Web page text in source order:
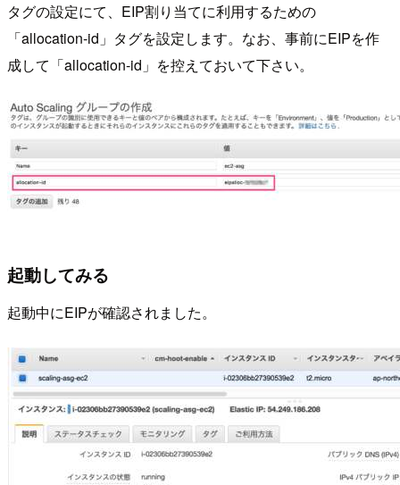
タグの設定にて、EIP割り当てに利用するための
「allocation-id」タグを設定します。なお、事前にEIPを作
成して「allocation-id」を控えておいて下さい。
起動してみる
起動中にEIPが確認されました。